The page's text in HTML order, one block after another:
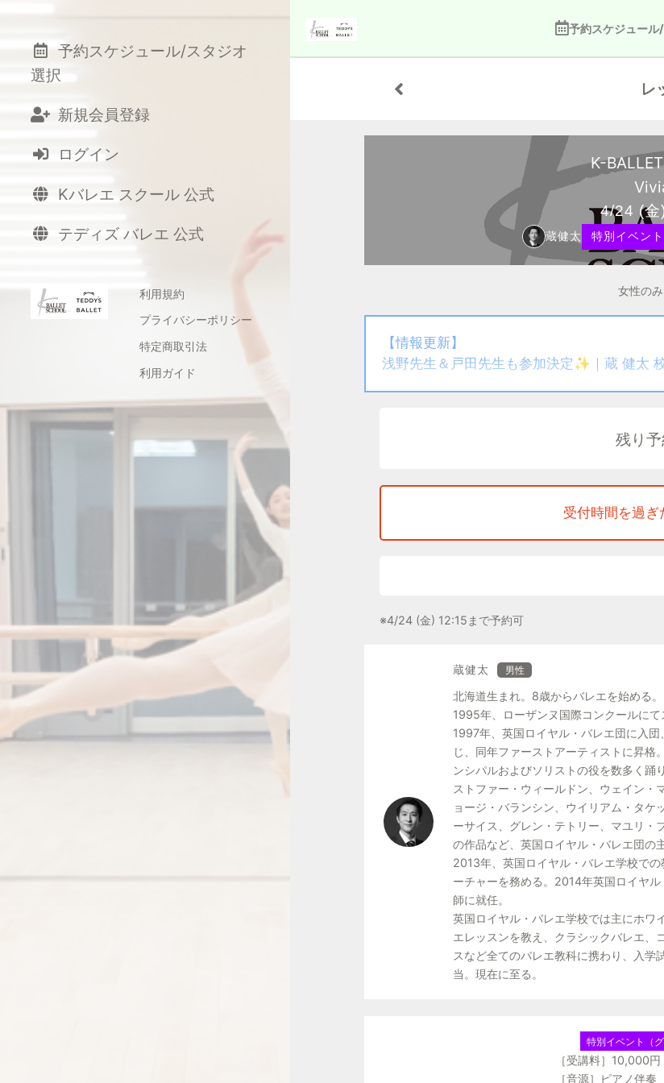
予約スケジュール
レ
K-
4/24 (金)
蔵健太 特別イベン
女性の
【情報更新】
浅野先生＆戸田先生も参加決定✨｜蔵 健太
この度、K-BALLET ACADEMY / K-BALLET
鞭をとった実績を持ち、Youth America
て初の審査員を務めるなど、世界的なバレ
蔵校長が熊川哲也の踊りを徹底的に研究し
こと、Kumakawaメソッドによる基礎テクニ
さらに今回は——
恵比寿校 主任教師・浅野真由香先生、リー
同じ空間で学べる、非常に貴重な機会です
日程：2026年4月24日（金）12:45～14:25
場所：Kバレエ スクール 恵比寿
担当：蔵 健太［Kバレエ アカデミー / Kバレ
ゲスト：浅野 真由香［Kバレエ スクール 恵
戸田 梨紗子［Kバレエ スクール 恵比
受講料：10,000円（税込）（クレジットカー
内容：中級～上級レベル（Kumakawa メソッ
対象：Kバレエ スクール 大人会員（グラン
※定員に達し次第申し込みを締め切らせてい
［サイン会］14:30〜15:00（30分）
レッスン後には、蔵校長による特別サイン
残り
受付時間を過ぎ
※4/24 (金) 12:15まで予約可
蔵健太 男性
北海道生まれ。8歳からバレエを始める。
1995年、ローザンヌ国際コンクールに
1997年、英国ロイヤル・バレエ団に入
じ、同年ファーストアーティストに昇
ンシパルおよびソリストの役を数多く踊
ストファー・ウィールドン、ウェイン・
ョージ・バランシン、ウイリアム・タケ
ーサイス、グレン・テトリー、マユリ・
の作品など、英国ロイヤル・バレエ団の
2013年、英国ロイヤル・バレエ学校で
ーチャーを務める。2014年英国ロイヤ
師に就任。
英国ロイヤル・バレエ学校では主にホワ
エレッスンを教え、クラシックバレエ、
スなど全てのバレエ教科に携わり、入学
当。現在に至る。
特別イベント（
［受講料］10,000
［音源］ピアノ伴奏
予約スケジュール/スタジオ
選択
新規会員登録
ログイン
Kバレエ スクール 公式
テディズ バレエ 公式
利用規約
プライバシーポリシー
特定商取引法
利用ガイド